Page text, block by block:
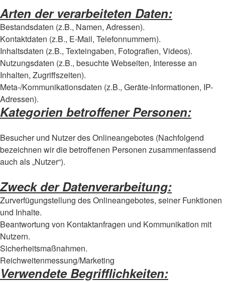
Arten der verarbeiteten Daten:
Bestandsdaten (z.B., Namen, Adressen).
Kontaktdaten (z.B., E-Mail, Telefonnummern).
Inhaltsdaten (z.B., Texteingaben, Fotografien, Videos).
Nutzungsdaten (z.B., besuchte Webseiten, Interesse an
Inhalten, Zugriffszeiten).
Meta-/Kommunikationsdaten (z.B., Geräte-Informationen, IP-
Adressen).
Kategorien betroffener Personen:
Besucher und Nutzer des Onlineangebotes (Nachfolgend
bezeichnen wir die betroffenen Personen zusammenfassend
auch als „Nutzer“).
Zweck der Datenverarbeitung:
Zurverfügungstellung des Onlineangebotes, seiner Funktionen
und Inhalte.
Beantwortung von Kontaktanfragen und Kommunikation mit
Nutzern.
Sicherheitsmaßnahmen.
Reichweitenmessung/Marketing
Verwendete Begrifflichkeiten: